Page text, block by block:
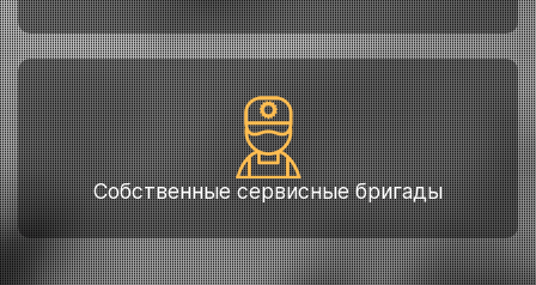
Собственные сервисные бригады